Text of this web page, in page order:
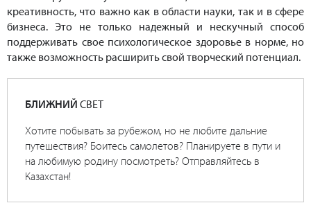
креативность, что важно как в области науки, так и в сфере
бизнеса. Это не только надежный и нескучный способ
поддерживать свое психологическое здоровье в норме, но
также возможность расширить свой творческий потенциал.
БЛИЖНИЙ СВЕТ
Хотите побывать за рубежом, но не любите дальние
путешествия? Боитесь самолетов? Планируете в пути и
на любимую родину посмотреть? Отправляйтесь в
Казахстан!